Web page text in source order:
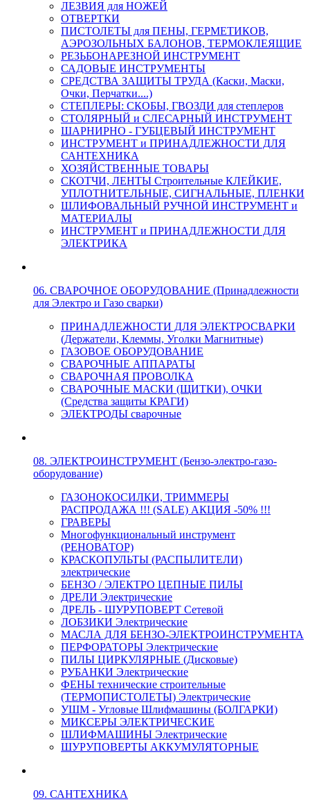
ЛЕЗВИЯ для НОЖЕЙ
ОТВЕРТКИ
ПИСТОЛЕТЫ для ПЕНЫ, ГЕРМЕТИКОВ,
АЭРОЗОЛЬНЫХ БАЛОНОВ, ТЕРМОКЛЕЯЩИЕ
РЕЗЬБОНАРЕЗНОЙ ИНСТРУМЕНТ
САДОВЫЕ ИНСТРУМЕНТЫ
СРЕДСТВА ЗАЩИТЫ ТРУДА (Каски, Маски,
Очки, Перчатки....)
СТЕПЛЕРЫ: СКОБЫ, ГВОЗДИ для степлеров
СТОЛЯРНЫЙ и СЛЕСАРНЫЙ ИНСТРУМЕНТ
ШАРНИРНО - ГУБЦЕВЫЙ ИНСТРУМЕНТ
ИНСТРУМЕНТ и ПРИНАДЛЕЖНОСТИ ДЛЯ
САНТЕХНИКА
ХОЗЯЙСТВЕННЫЕ ТОВАРЫ
СКОТЧИ, ЛЕНТЫ Строительные КЛЕЙКИЕ,
УПЛОТНИТЕЛЬНЫЕ, СИГНАЛЬНЫЕ, ПЛЕНКИ
ШЛИФОВАЛЬНЫЙ РУЧНОЙ ИНСТРУМЕНТ и
МАТЕРИАЛЫ
ИНСТРУМЕНТ и ПРИНАДЛЕЖНОСТИ ДЛЯ
ЭЛЕКТРИКА
06. СВАРОЧНОЕ ОБОРУДОВАНИЕ (Принадлежности
для Электро и Газо сварки)
ПРИНАДЛЕЖНОСТИ ДЛЯ ЭЛЕКТРОСВАРКИ
(Держатели, Клеммы, Уголки Магнитные)
ГАЗОВОЕ ОБОРУДОВАНИЕ
СВАРОЧНЫЕ АППАРАТЫ
СВАРОЧНАЯ ПРОВОЛКА
СВАРОЧНЫЕ МАСКИ (ЩИТКИ), ОЧКИ
(Средства защиты КРАГИ)
ЭЛЕКТРОДЫ сварочные
08. ЭЛЕКТРОИНСТРУМЕНТ (Бензо-электро-газо-
оборудование)
ГАЗОНОКОСИЛКИ, ТРИММЕРЫ
РАСПРОДАЖА !!! (SALE) АКЦИЯ -50% !!!
ГРАВЕРЫ
Многофункциональный инструмент
(РЕНОВАТОР)
КРАСКОПУЛЬТЫ (РАСПЫЛИТЕЛИ)
электрические
БЕНЗО / ЭЛЕКТРО ЦЕПНЫЕ ПИЛЫ
ДРЕЛИ Электрические
ДРЕЛЬ - ШУРУПОВЕРТ Сетевой
ЛОБЗИКИ Электрические
МАСЛА ДЛЯ БЕНЗО-ЭЛЕКТРОИНСТРУМЕНТА
ПЕРФОРАТОРЫ Электрические
ПИЛЫ ЦИРКУЛЯРНЫЕ (Дисковые)
РУБАНКИ Электрические
ФЕНЫ технические строительные
(ТЕРМОПИСТОЛЕТЫ) Электрические
УШМ - Угловые Шлифмашины (БОЛГАРКИ)
МИКСЕРЫ ЭЛЕКТРИЧЕСКИЕ
ШЛИФМАШИНЫ Электрические
ШУРУПОВЕРТЫ АККУМУЛЯТОРНЫЕ
09. САНТЕХНИКА